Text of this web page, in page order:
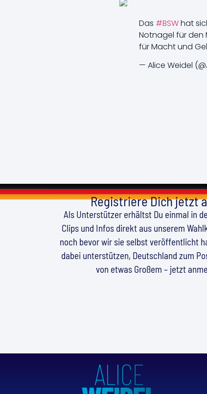
Das #BSWhat
Notnagel für den
für Macht und
— Alice Weidel
Registriere Dich jetzt
Als Unterstützer erhältst Du einmal in
Clips und Infos direkt aus unserem
noch bevor wir sie selbst veröffentlicht
dabei unterstützen, Deutschland zum
von etwas Großem – jetzt